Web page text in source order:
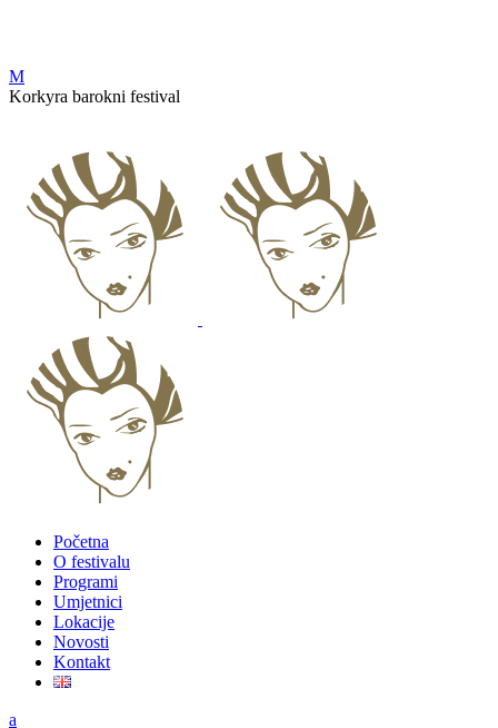
Korkyra barokni festival
Početna
O festivalu
Programi
Umjetnici
Lokacije
Novosti
Kontakt